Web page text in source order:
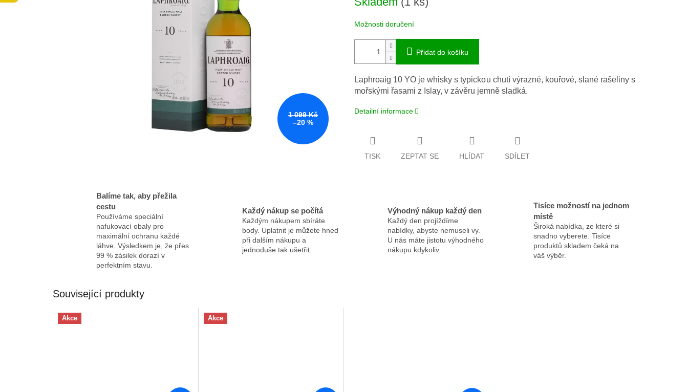
1 099 Kč
–20 %
Možnosti doručení
Přidat do košíku
Laphroaig 10 YO je whisky s typickou chutí výrazné, kouřové, slané rašeliny s
mořskými řasami z Islay, v závěru jemně sladká.
Detailní informace
TISK ZEPTAT SE HLÍDAT SDÍLET
Balíme tak, aby přežila
cestu
Používáme speciální
nafukovací obaly pro
maximální ochranu každé
láhve. Výsledkem je, že přes
99 % zásilek dorazí v
perfektním stavu.
Každý nákup se počítá
Každým nákupem sbíráte
body. Uplatnit je můžete hned
při dalším nákupu a
jednoduše tak ušetřit.
Výhodný nákup každý den
Každý den projíždíme
nabídky, abyste nemuseli vy.
U nás máte jistotu výhodného
nákupu kdykoliv.
Tisíce možností na jednom
místě
Široká nabídka, ze které si
snadno vyberete. Tisíce
produktů skladem čeká na
váš výběr.
Související produkty
Akce Akce